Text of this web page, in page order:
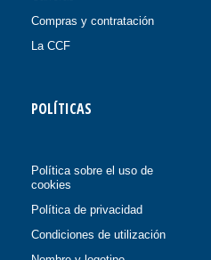
Compras y contratación
La CCF
POLÍTICAS
Política sobre el uso de
cookies
Política de privacidad
Condiciones de utilización